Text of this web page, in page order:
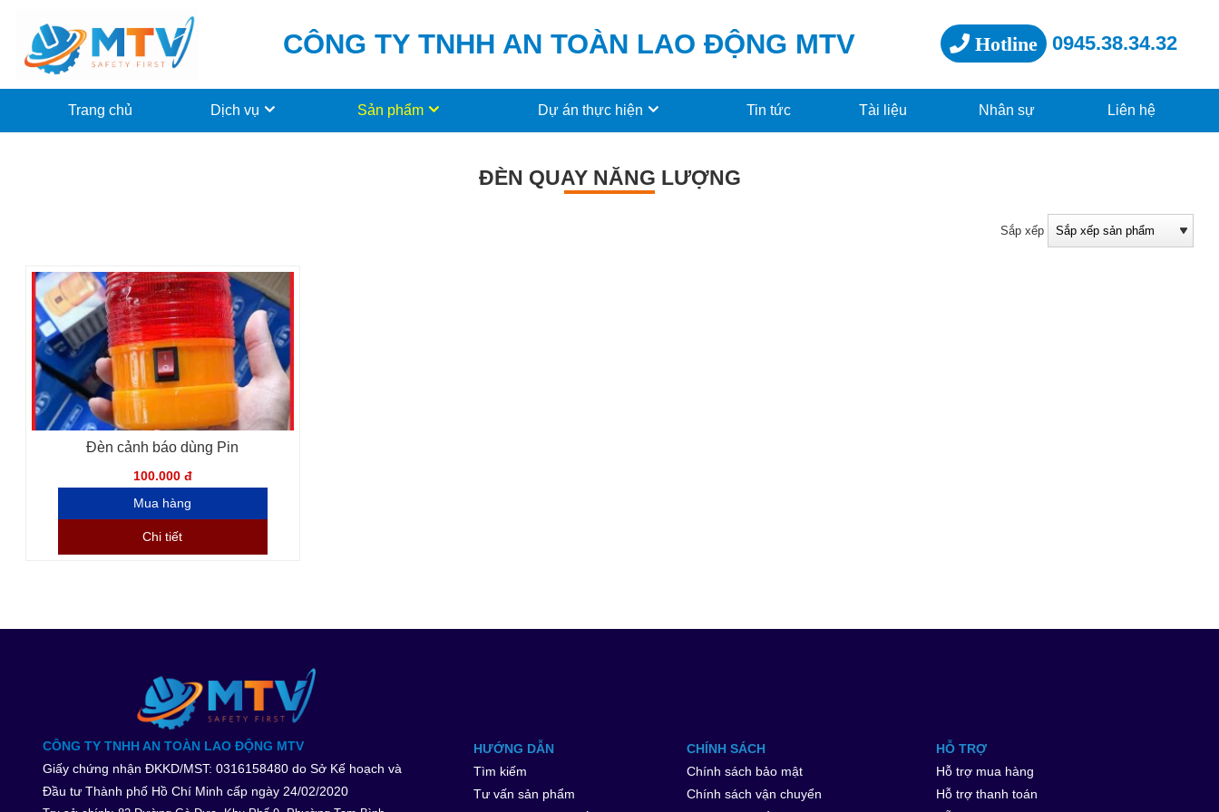
CÔNG TY TNHH AN TOÀN LAO ĐỘNG MTV Hotline 0945.38.34.32
Trang chủ Dịch vụ Sản phẩm Dự án thực hiện Tin tức Tài liệu Nhân sự Liên hệ
ĐÈN QUAY NĂNG LƯỢNG
Sắp xếp
Đèn cảnh báo dùng Pin
100.000 đ
Chi tiết
CÔNG TY TNHH AN TOÀN LAO ĐỘNG MTV
Giấy chứng nhận ĐKKD/MST: 0316158480 do Sở Kế hoạch và
Đầu tư Thành phố Hồ Chí Minh cấp ngày 24/02/2020
HƯỚNG DẪN
Tìm kiếm
Tư vấn sản phẩm
CHÍNH SÁCH
Chính sách bảo mật
Chính sách vận chuyển
HỖ TRỢ
Hỗ trợ mua hàng
Hỗ trợ thanh toán